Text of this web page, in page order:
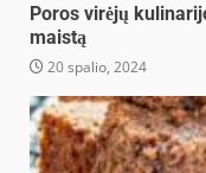
Poros virėjų
maistą
20 spalio, 2024